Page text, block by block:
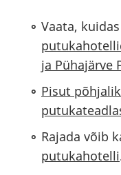
Vaata,
ja Pühajärve
Pisut
Rajada võib
putukahotelli